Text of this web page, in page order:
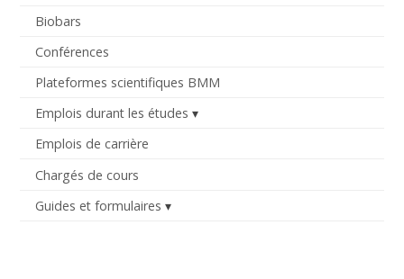
Biobars
Conférences
Plateformes scientifiques BMM
Emplois durant les études
Emplois de carrière
Chargés de cours
Guides et formulaires